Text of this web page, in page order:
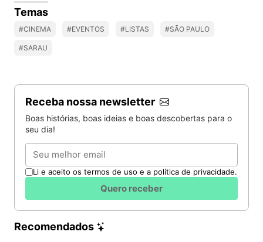
Temas
#CINEMA #EVENTOS #LISTAS #SÃO PAULO
#SARAU
Receba nossa newsletter
Boas histórias, boas ideias e boas descobertas para o
seu dia!
Email
Li e aceito os termos de uso e a política de privacidade.
Quero receber
Recomendados